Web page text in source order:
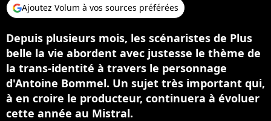
Ajoutez Volum à vos sources préférées
Depuis plusieurs mois, les scénaristes de Plus
belle la vie abordent avec justesse le thème de
la trans-identité à travers le personnage
d'Antoine Bommel. Un sujet très important qui,
à en croire le producteur, continuera à évoluer
cette année au Mistral.